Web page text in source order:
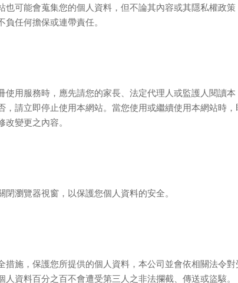
可能會蒐集您的個人資料，但不論其內容或其隱私權政
任何擔保或連帶責任。
用服務時，應先請您的家長、法定代理人或監護人閱讀
請立即停止使用本網站。當您使用或繼續使用本網站時
變更之內容。
瀏覽器視窗，以保護您個人資料的安全。
施，保護您所提供的個人資料，本公司並會依相關法令
資料百分之百不會遭受第三人之非法攔截、傳送或盜駭。